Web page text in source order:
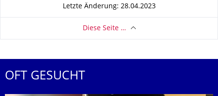
Letzte Änderung: 28.04.2023
Diese Seite …
OFT GESUCHT